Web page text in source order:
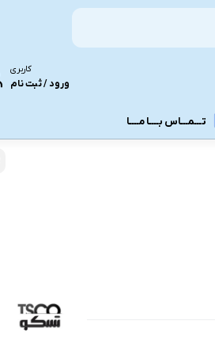
کاربری
ورود / ثبت نام
تـــمـــاس بــــا مــــا